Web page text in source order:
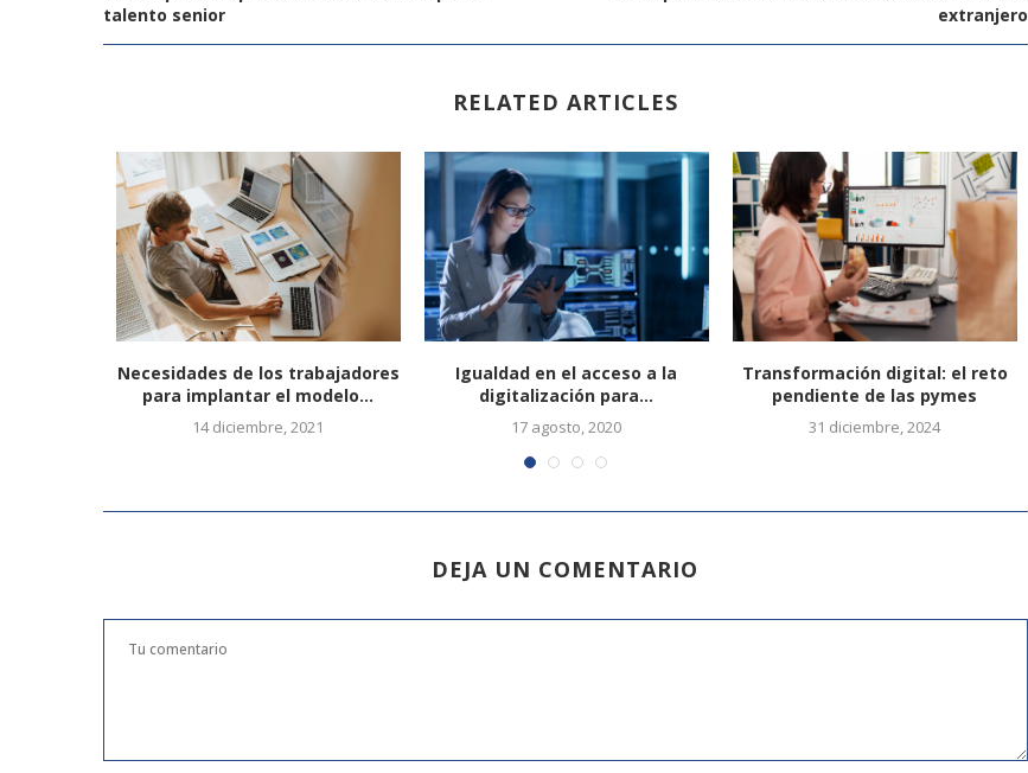
talento senior
extranjero
RELATED ARTICLES
Necesidades de los trabajadores
para implantar el modelo...
14 diciembre, 2021
Igualdad en el acceso a la
digitalización para...
17 agosto, 2020
Transformación digital: el reto
pendiente de las pymes
31 diciembre, 2024
DEJA UN COMENTARIO